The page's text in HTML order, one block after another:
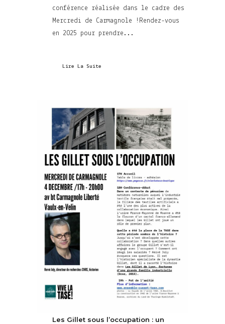
conférence réalisée dans le cadre des
Mercredi de Carmagnole !Rendez-vous
en 2025 pour prendre...
Lire La Suite
Les Gillet sous l’occupation : un